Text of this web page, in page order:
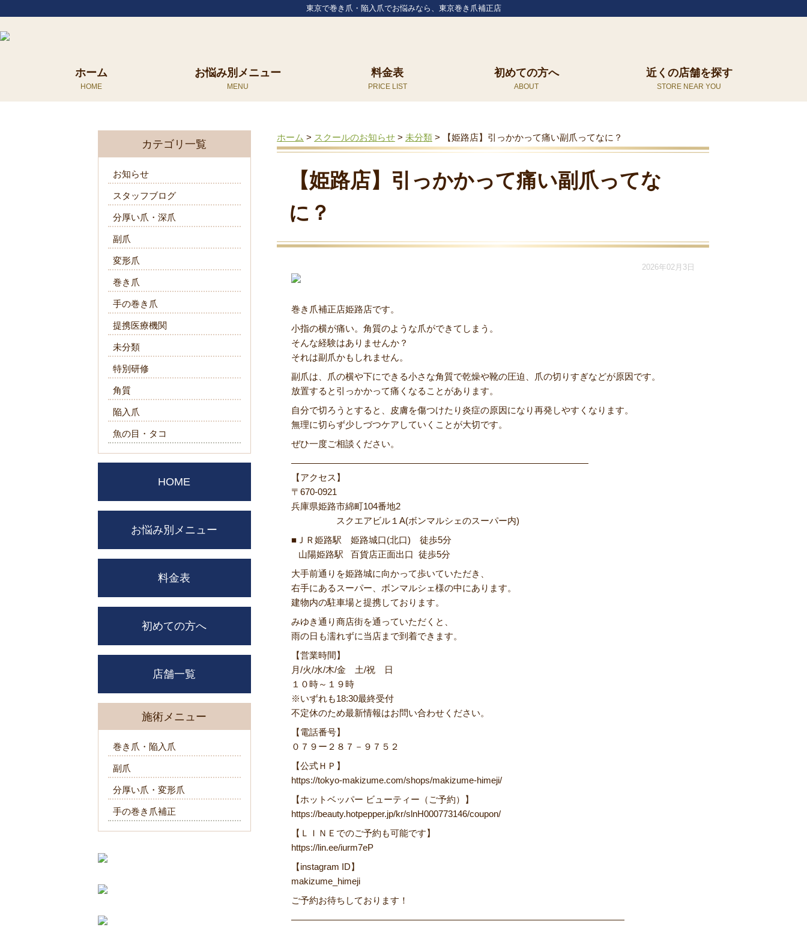
東京で巻き爪・陥入爪でお悩みなら、東京巻き爪補正店
ホーム お悩み別メニュー 料金表 初めての方へ 近くの店舗を探す
ホーム > スクールのお知らせ > 未分類 > 【姫路店】引っかかって痛い副爪ってなに？
【姫路店】引っかかって痛い副爪ってな
に？
2026年02月3日
巻き爪補正店姫路店です。
小指の横が痛い。角質のような爪ができてしまう。
そんな経験はありませんか？
それは副爪かもしれません。
副爪は、爪の横や下にできる小さな角質で乾燥や靴の圧迫、爪の切りすぎなどが原因です。
放置すると引っかかって痛くなることがあります。
自分で切ろうとすると、皮膚を傷つけたり炎症の原因になり再発しやすくなります。
無理に切らず少しづつケアしていくことが大切です。
ぜひ一度ご相談ください。
―――――――――――――――――――――――――――――――――
【アクセス】
〒670‐0921
兵庫県姫路市綿町104番地2
スクエアビル１A(ボンマルシェのスーパー内)
■ＪＲ姫路駅 姫路城口(北口) 徒歩5分
山陽姫路駅 百貨店正面出口 徒歩5分
大手前通りを姫路城に向かって歩いていただき、
右手にあるスーパー、ボンマルシェ様の中にあります。
建物内の駐車場と提携しております。
みゆき通り商店街を通っていただくと、
雨の日も濡れずに当店まで到着できます。
【営業時間】
月/火/水/木/金 土/祝 日
１０時～１９時
※いずれも18:30最終受付
不定休のため最新情報はお問い合わせください。
【電話番号】
０７９ー２８７－９７５２
【公式ＨＰ】
https://tokyo-makizume.com/shops/makizume-himeji/
【ホットベッパー ビューティー（ご予約）】
https://beauty.hotpepper.jp/kr/slnH000773146/coupon/
【ＬＩＮＥでのご予約も可能です】
https://lin.ee/iurm7eP
【instagram ID】
makizume_himeji
ご予約お待ちしております！
―――――――――――――――――――――――――――――――――――――
カテゴリ一覧
お知らせ
スタッフブログ
分厚い爪・深爪
副爪
変形爪
巻き爪
手の巻き爪
提携医療機関
未分類
特別研修
角質
陥入爪
魚の目・タコ
HOME
お悩み別メニュー
料金表
初めての方へ
店舗一覧
施術メニュー
巻き爪・陥入爪
副爪
分厚い爪・変形爪
手の巻き爪補正